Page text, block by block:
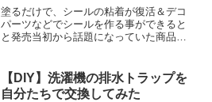
塗るだけで、シールの粘着が復活＆デコ
パーツなどでシールを作る事ができると
と発売当初から話題になっていた商品の
って困っていたので気になり、注文。2月
頭に注文して、3月の頭...
【DIY】洗濯機の排水トラップを
自分たちで交換してみた